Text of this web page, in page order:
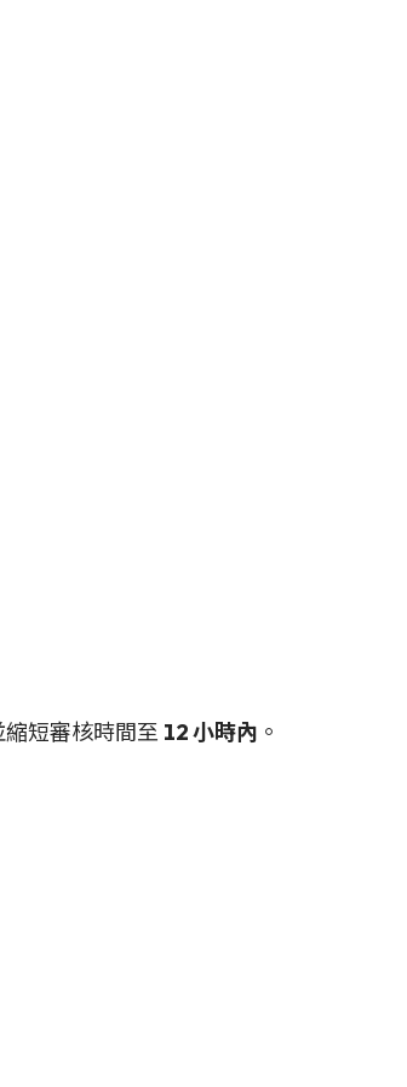
短審核時間至 12 小時內 。